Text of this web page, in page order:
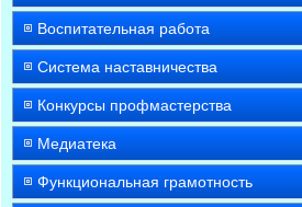
Воспитательная работа
Система наставничества
Конкурсы профмастерства
Медиатека
Функциональная грамотность